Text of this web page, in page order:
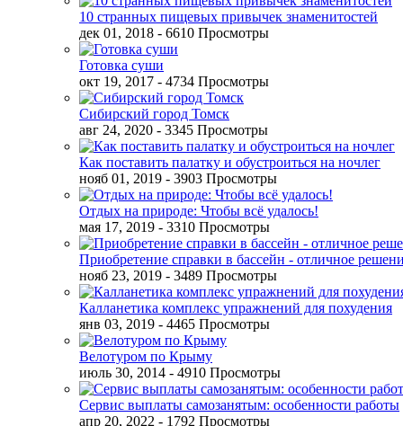
10 странных пищевых привычек знаменитостей
дек 01, 2018 - 6610 Просмотры
Готовка суши
окт 19, 2017 - 4734 Просмотры
Сибирский город Томск
авг 24, 2020 - 3345 Просмотры
Как поставить палатку и обустроиться на ночлег
нояб 01, 2019 - 3903 Просмотры
Отдых на природе: Чтобы всё удалось!
мая 17, 2019 - 3310 Просмотры
Приобретение справки в бассейн - отличное
нояб 23, 2019 - 3489 Просмотры
Калланетика комплекс упражнений для похудения
янв 03, 2019 - 4465 Просмотры
Велотуром по Крыму
июль 30, 2014 - 4910 Просмотры
Сервис выплаты самозанятым: особенности работы
апр 20, 2022 - 1792 Просмотры